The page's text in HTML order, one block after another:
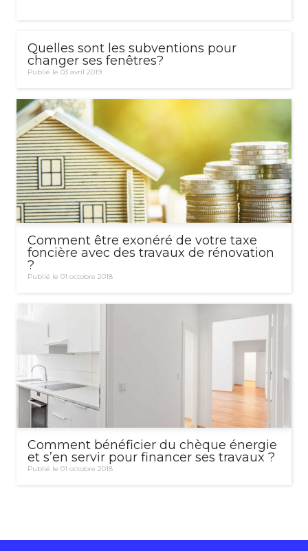
Quelles sont les subventions pour
changer ses fenêtres?
Publié le 03 avril 2019
Comment être exonéré de votre taxe
foncière avec des travaux de rénovation
?
Publié le 01 octobre 2018
Comment bénéficier du chèque énergie
et s’en servir pour financer ses travaux ?
Publié le 01 octobre 2018